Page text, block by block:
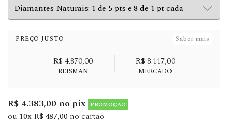
PREÇO JUSTO Saber mais
R$ 4.870,00
REISMAN
R$ 8.117,00
MERCADO
R$ 4.383,00 no pix PROMOÇÃO
ou 10x R$ 487,00 no cartão